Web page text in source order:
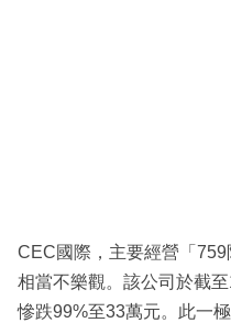
區
CEC國際，主要經營「
相當不樂觀。該公司於截
慘跌99%至33萬元。此一